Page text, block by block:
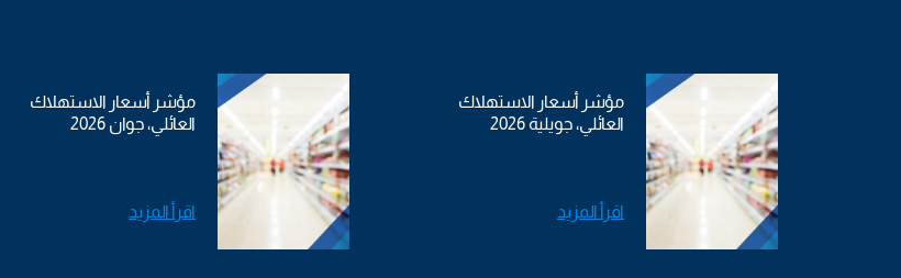
مؤشر أسعار الاستهلاك
العائلي، جويلية 2026
اقرأ المزيد
مؤشر أسعار الاستهلاك
العائلي، جوان 2026
اقرأ المزيد